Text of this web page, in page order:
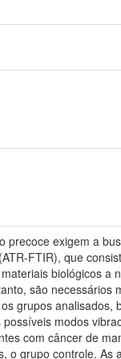
precoce exigem a
FTIR), que
biológicos a
são necessários
grupos analisados,
modos
com câncer de
o grupo controle. As